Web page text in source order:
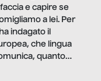
e capire se
a lei. Per
indagato il
che lingua
quanto